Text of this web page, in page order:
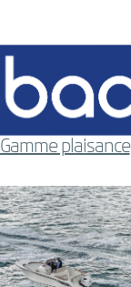
Gamme plaisance